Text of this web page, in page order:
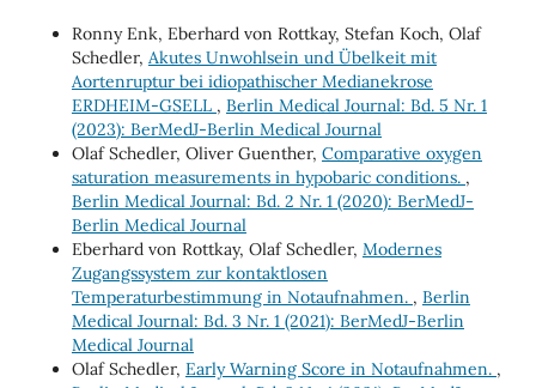
Ronny Enk, Eberhard von Rottkay, Stefan Koch, Olaf
Schedler, Akutes Unwohlsein und Übelkeit mit
Aortenruptur bei idiopathischer Medianekrose
ERDHEIM-GSELL , Berlin Medical Journal: Bd. 5 Nr. 1
(2023): BerMedJ-Berlin Medical Journal
Olaf Schedler, Oliver Guenther, Comparative oxygen
saturation measurements in hypobaric conditions. ,
Berlin Medical Journal: Bd. 2 Nr. 1 (2020): BerMedJ-
Berlin Medical Journal
Eberhard von Rottkay, Olaf Schedler, Modernes
Zugangssystem zur kontaktlosen
Temperaturbestimmung in Notaufnahmen. , Berlin
Medical Journal: Bd. 3 Nr. 1 (2021): BerMedJ-Berlin
Medical Journal
Olaf Schedler, Early Warning Score in Notaufnahmen. ,